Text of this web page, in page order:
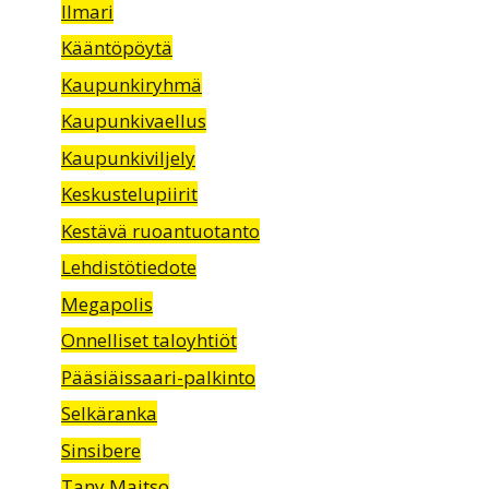
Ilmari
Kääntöpöytä
Kaupunkiryhmä
Kaupunkivaellus
Kaupunkiviljely
Keskustelupiirit
Kestävä ruoantuotanto
Lehdistötiedote
Megapolis
Onnelliset taloyhtiöt
Pääsiäissaari-palkinto
Selkäranka
Sinsibere